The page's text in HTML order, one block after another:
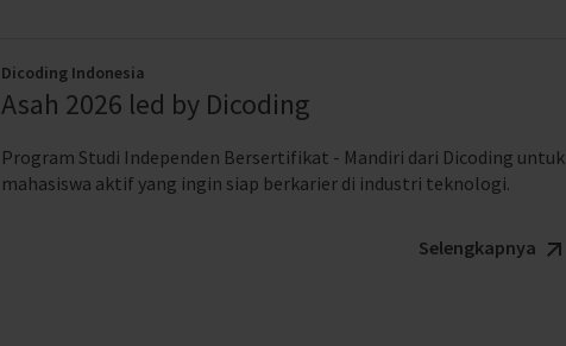
Dicoding Indonesia
Asah 2026 led by Dicoding
Program Studi Independen Bersertifikat - Mandiri dari Dicoding untuk
mahasiswa aktif yang ingin siap berkarier di industri teknologi.
Selengkapnya